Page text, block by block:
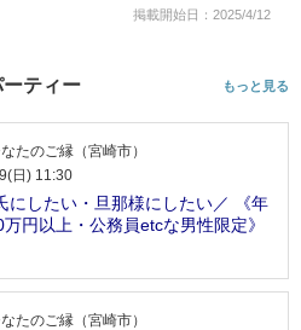
掲載開始日：2025/4/12
ティー もっと見る
たのご縁（宮崎市）
日) 11:30
にしたい・旦那様にしたい／ 《年
万円以上・公務員etcな男性限定》
たのご縁（宮崎市）